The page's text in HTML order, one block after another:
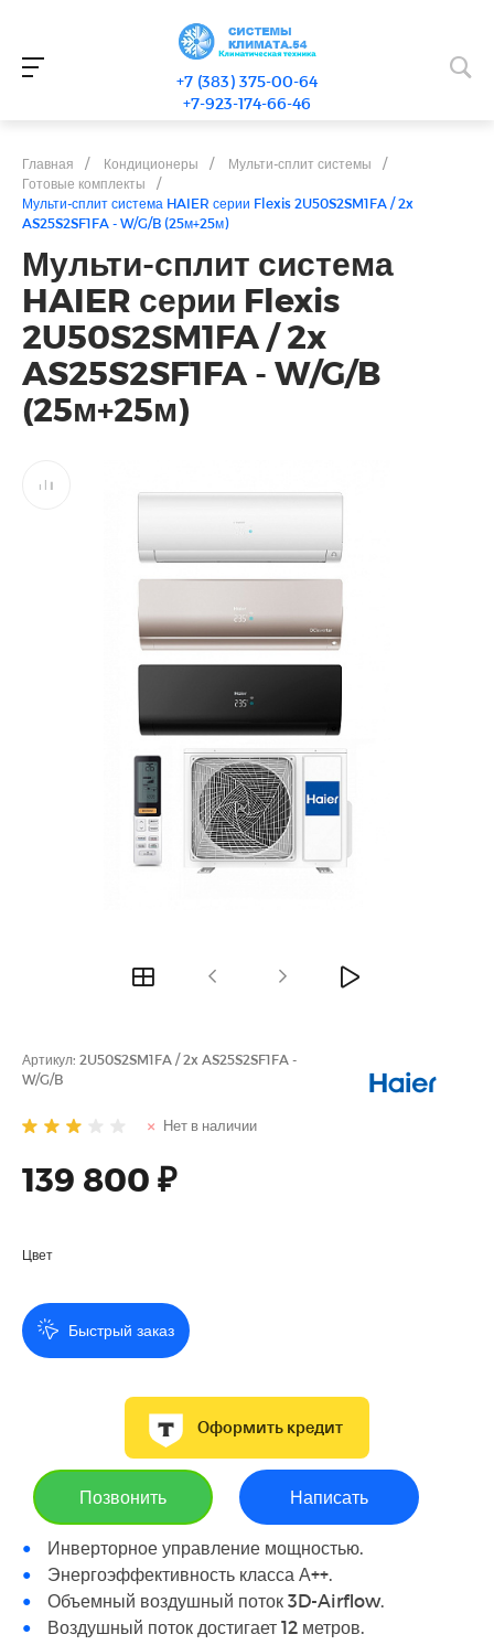
+7 (383) 375-00-64
+7-923-174-66-46
Главная / Кондиционеры / Мульти-сплит системы
/
Готовые комплекты
/
Мульти-сплит система HAIER серии Flexis 2U50S2SM1FA / 2x
AS25S2SF1FA - W/G/B (25м+25м)
Мульти-сплит система
HAIER серии Flexis
2U50S2SM1FA / 2x
AS25S2SF1FA - W/G/B
(25м+25м)
Артикул: 2U50S2SM1FA / 2x AS25S2SF1FA -
W/G/B
Нет в наличии
139 800 ₽
Цвет
Быстрый заказ
Оформить кредит
Позвонить Написать
Инверторное управление мощностью.
Энергоэффективность класса А++.
Объемный воздушный поток 3D-Airflow.
Воздушный поток достигает 12 метров.